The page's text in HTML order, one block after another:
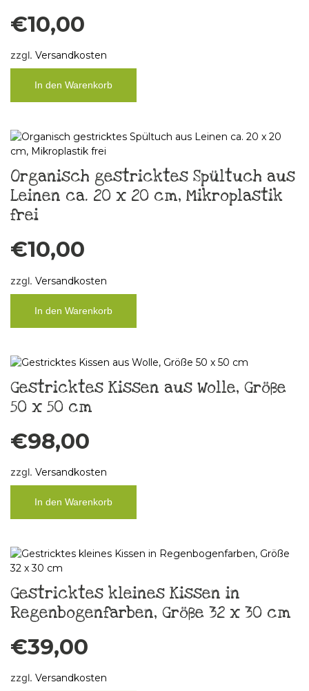
€10,00
zzgl. Versandkosten
In den Warenkorb
Organisch gestricktes Spültuch aus
Leinen ca. 20 x 20 cm, Mikroplastik
frei
€10,00
zzgl. Versandkosten
In den Warenkorb
Gestricktes Kissen aus Wolle, Größe
50 x 50 cm
€98,00
zzgl. Versandkosten
In den Warenkorb
Gestricktes kleines Kissen in
Regenbogenfarben, Größe 32 x 30 cm
€39,00
zzgl. Versandkosten